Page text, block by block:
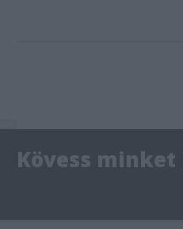
Kövess minket